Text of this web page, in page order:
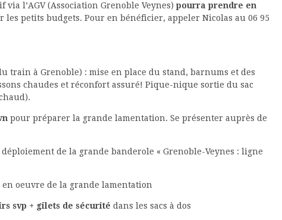
l’AGV (Association Grenoble Veynes) pourra prendre en
les petits budgets. Pour en bénéficier, appeler Nicolas au 06 95
train à Grenoble) : mise en place du stand, barnums et des
chaudes et réconfort assuré! Pique-nique sortie du sac
pour préparer la grande lamentation. Se présenter auprès de
de la grande banderole « Grenoble-Veynes : ligne
oeuvre de la grande lamentation
svp + gilets de sécurité dans les sacs à dos